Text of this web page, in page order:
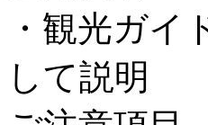
・観光ガイ
して説明